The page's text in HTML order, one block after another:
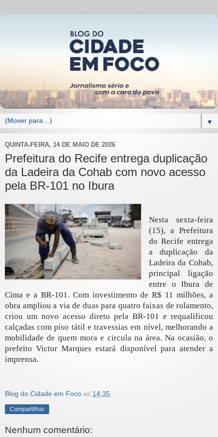
▼
QUINTA-FEIRA, 14 DE MAIO DE 2026
Prefeitura do Recife entrega duplicação
da Ladeira da Cohab com novo acesso
pela BR-101 no Ibura
Nesta sexta-feira
(15), a Prefeitura
do Recife entrega
a duplicação da
Ladeira da Cohab,
principal ligação
entre o Ibura de
Cima e a BR-101. Com investimento de R$ 11 milhões, a
obra ampliou a via de duas para quatro faixas de rolamento,
criou um novo acesso direto pela BR-101 e requalificou
calçadas com piso tátil e travessias em nível, melhorando a
mobilidade de quem mora e circula na área. Na ocasião, o
prefeito Victor Marques estará disponível para atender a
imprensa.
Blog do Cidade em Foco às 14:35
Compartilhar
Nenhum comentário: